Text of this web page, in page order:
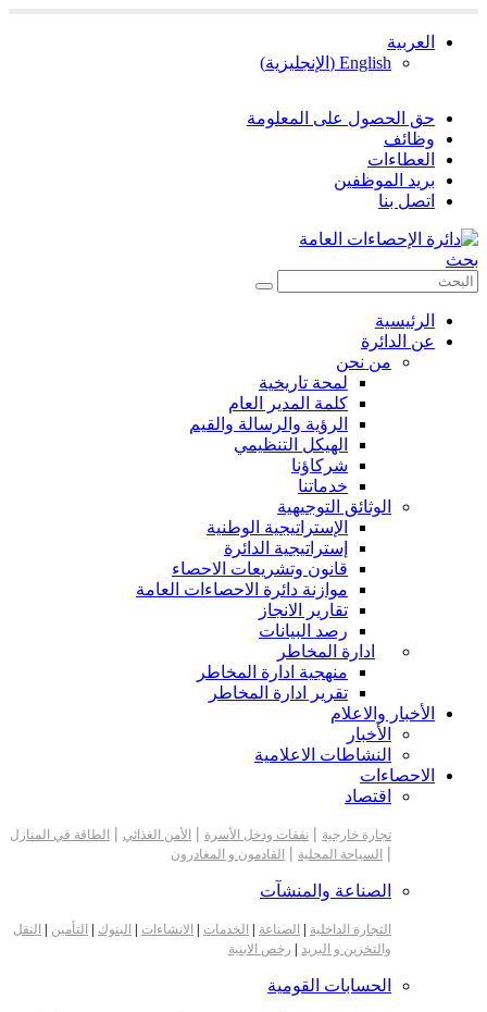
العربية
English
( الإنجليزية)
حق الحصول على المعلومة
وظائف
العطاءات
بريد الموظفين
اتصل بنا
بحث
الرئيسية
عن الدائرة
من نحن
لمحة تاريخية
كلمة المدير العام
الرؤية والرسالة والقيم
الهيكل التنظيمي
شركاؤنا
خدماتنا
الوثائق التوجيهية
الإستراتيجية الوطنية
إستراتيجية الدائرة
قانون وتشريعات الاحصاء
موازنة دائرة الاحصاءات العامة
تقارير الانجاز
رصد البيانات
ادارة المخاطر
منهجية ادارة المخاطر
تقرير ادارة المخاطر
الأخبار والاعلام
الأخبار
النشاطات الاعلامية
الاحصاءات
اقتصاد
تجارة خارجية | نفقات ودخل الأسرة | الأمن الغذائي | الطاقة في المنازل
| السياحة المحلية | القادمون و المغادرون
الصناعة والمنشآت
التجارة الداخلية الصناعة الخدمات الانشاءات البنوك التأمين
النقل
والتخزين و البريد
رخص الابنية
الحسابات القومية